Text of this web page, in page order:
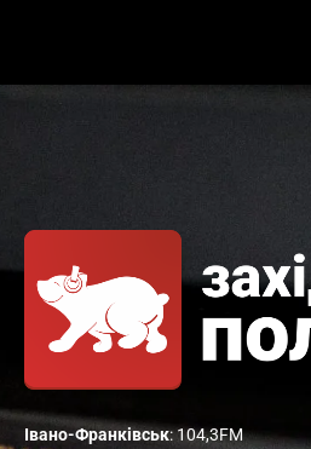
Івано-Франківськ: 104,3FM